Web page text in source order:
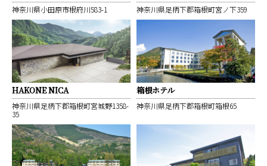
神奈川県小田原市根府川583-1 神奈川県足柄下郡箱根町宮ノ下359
HAKONE NICA
神奈川県足柄下郡箱根町宮城野1358-
35
箱根ホテル
神奈川県足柄下郡箱根町箱根65